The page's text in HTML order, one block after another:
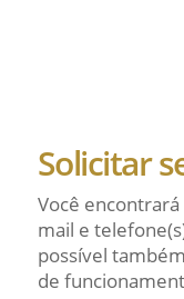
Solicitar
Você
mail e
possível
de